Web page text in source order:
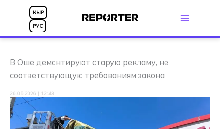
Перейти
содержимому
КЫР
РУС
В Оше демонтируют старую рекламу, не
соответствующую требованиям закона
26.05.2026 | 12:43